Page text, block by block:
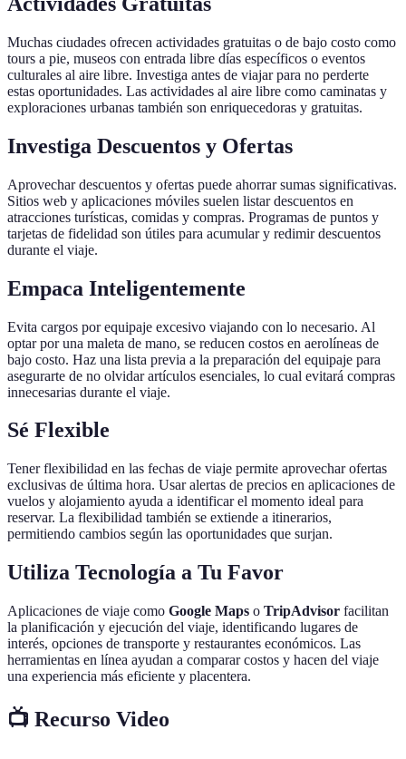
Muchas ciudades ofrecen actividades gratuitas o de bajo costo como
tours a pie, museos con entrada libre días específicos o eventos
culturales al aire libre. Investiga antes de viajar para no perderte
estas oportunidades. Las actividades al aire libre como caminatas y
exploraciones urbanas también son enriquecedoras y gratuitas.
Investiga Descuentos y Ofertas
Aprovechar descuentos y ofertas puede ahorrar sumas significativas.
Sitios web y aplicaciones móviles suelen listar descuentos en
atracciones turísticas, comidas y compras. Programas de puntos y
tarjetas de fidelidad son útiles para acumular y redimir descuentos
durante el viaje.
Empaca Inteligentemente
Evita cargos por equipaje excesivo viajando con lo necesario. Al
optar por una maleta de mano, se reducen costos en aerolíneas de
bajo costo. Haz una lista previa a la preparación del equipaje para
asegurarte de no olvidar artículos esenciales, lo cual evitará compras
innecesarias durante el viaje.
Sé Flexible
Tener flexibilidad en las fechas de viaje permite aprovechar ofertas
exclusivas de última hora. Usar alertas de precios en aplicaciones de
vuelos y alojamiento ayuda a identificar el momento ideal para
reservar. La flexibilidad también se extiende a itinerarios,
permitiendo cambios según las oportunidades que surjan.
Utiliza Tecnología a Tu Favor
Aplicaciones de viaje como Google Maps o TripAdvisor facilitan
la planificación y ejecución del viaje, identificando lugares de
interés, opciones de transporte y restaurantes económicos. Las
herramientas en línea ayudan a comparar costos y hacen del viaje
una experiencia más eficiente y placentera.
📺 Recurso Video